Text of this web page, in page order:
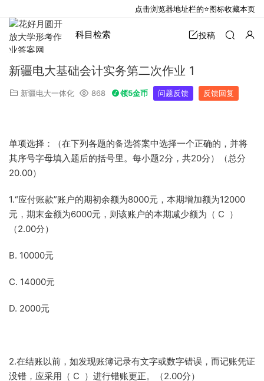
科目检索 投稿
新疆电大基础会计实务第二次作业 1
新疆电大一体化 868 领5金币 问题反馈 反馈回复
单项选择：（在下列各题的备选答案中选择一个正确的，并将
其序号字母填入题后的括号里。每小题2分，共20分）（总分
20.00）
1.“应付账款”账户的期初余额为8000元，本期增加额为12000
元，期末金额为6000元，则该账户的本期减少额为（ C ）
（2.00分）
B. 10000元
C. 14000元
D. 2000元
2.在结账以前，如发现账簿记录有文字或数字错误，而记账凭证
没错，应采用（ C ）进行错账更正。（2.00分）
点击浏览器地址栏的⭐图标收藏本页